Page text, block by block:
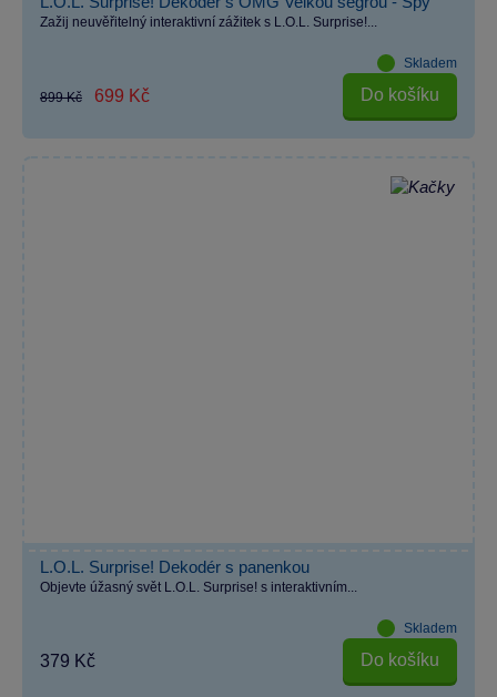
Zažij neuvěřitelný interaktivní zážitek s L.O.L. Surprise!...
Skladem
899 Kč 699 Kč Do košíku
L.O.L. Surprise! Dekodér s panenkou
Objevte úžasný svět L.O.L. Surprise! s interaktivním...
Skladem
379 Kč Do košíku